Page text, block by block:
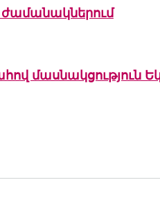
մասնակցություն